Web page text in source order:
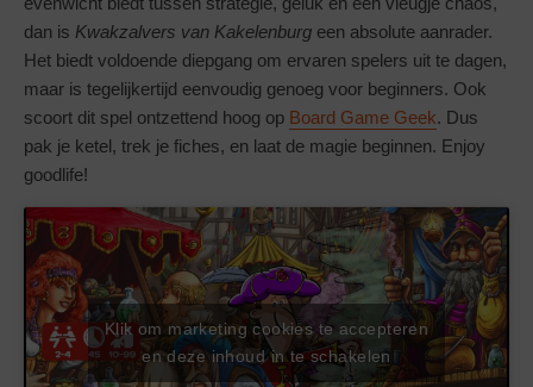
dan is Kwakzalvers van Kakelenburg een absolute aanrader.
Het biedt voldoende diepgang om ervaren spelers uit te dagen,
maar is tegelijkertijd eenvoudig genoeg voor beginners. Ook
scoort dit spel ontzettend hoog op Board Game Geek. Dus
pak je ketel, trek je fiches, en laat de magie beginnen. Enjoy
goodlife!
Klik om marketing cookies te accepteren
en deze inhoud in te schakelen